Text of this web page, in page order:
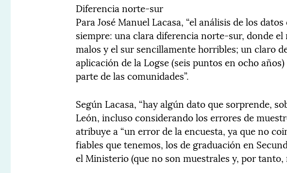
Diferencia norte-sur
Para José Manuel Lacasa, “el análisis de los
siempre: una clara diferencia norte-sur, donde
malos y el sur sencillamente horribles; un claro
aplicación de la Logse (seis puntos en ocho
parte de las comunidades”.
Según Lacasa, “hay algún dato que sorprende,
León, incluso considerando los errores de
atribuye a “un error de la encuesta, ya que no
fiables que tenemos, los de graduación en
el Ministerio (que no son muestrales y, por